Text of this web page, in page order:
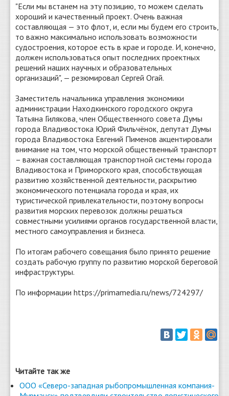
"Если мы встанем на эту позицию, то можем сделать
хороший и качественный проект. Очень важная
составляющая — это флот, и, если мы будем его строить,
то важно максимально использовать возможности
судостроения, которое есть в крае и городе. И, конечно,
должен использоваться опыт последних проектных
решений наших научных и образовательных
организаций", — резюмировал Сергей Огай.
Заместитель начальника управления экономики
администрации Находкинского городского округа
Татьяна Гилякова, член Общественного совета Думы
города Владивостока Юрий Фильчёнок, депутат Думы
города Владивостока Евгений Пименов акцентировали
внимание на том, что морской общественный транспорт
– важная составляющая транспортной системы города
Владивостока и Приморского края, способствующая
развитию хозяйственной деятельности, раскрытию
экономического потенциала города и края, их
туристической привлекательности, поэтому вопросы
развития морских перевозок должны решаться
совместными усилиями органов государственной власти,
местного самоуправления и бизнеса.
По итогам рабочего совещания было принято решение
создать рабочую группу по развитию морской береговой
инфраструктуры.
По информации https://primamedia.ru/news/724297/
Читайте так же
ООО «Северо-западная рыбопромышленная компания-